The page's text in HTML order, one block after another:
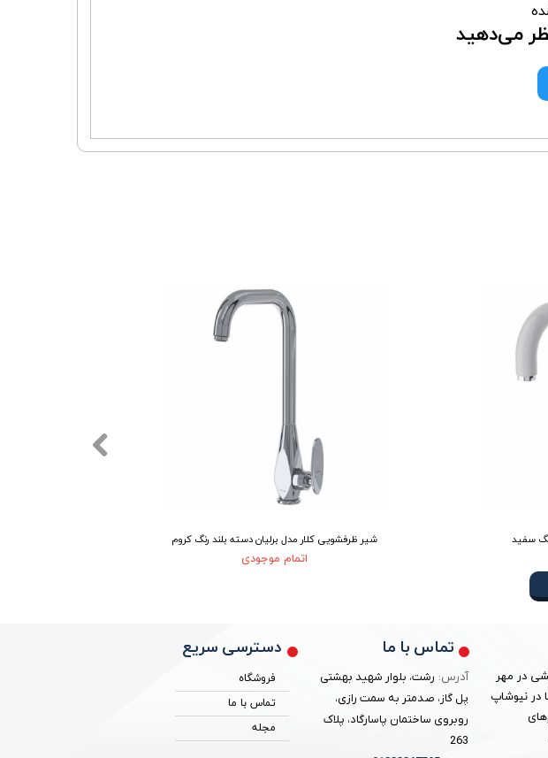
می‌دهید
شیر ظرفشویی کلار مدل برلیان دسته بلند رنگ کروم
اتمام موجودی
سفید
در مهر
در نیوشاپ
دسترسی سریع
فروشگاه
تماس با ما
مجله
تماس با ما
آدرس: رشت، بلوار شهید بهشتی
پل گاز، صدمتر به سمت رازی،
روبروی ساختمان پاسارگاد، پلاک
263